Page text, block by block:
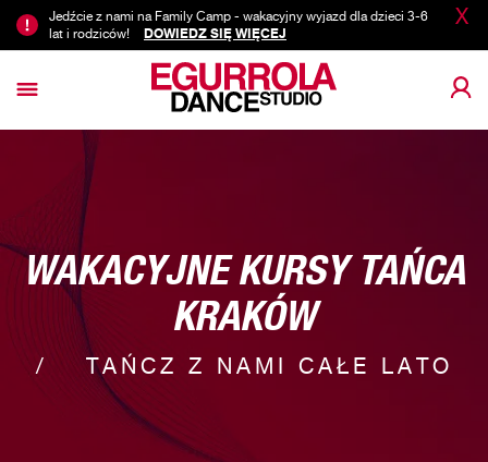
X
Jedźcie z nami na Family Camp - wakacyjny wyjazd dla dzieci 3-6
lat i rodziców!
DOWIEDZ SIĘ WIĘCEJ
WAKACYJNE KURSY TAŃCA
KRAKÓW
TAŃCZ Z NAMI CAŁE LATO